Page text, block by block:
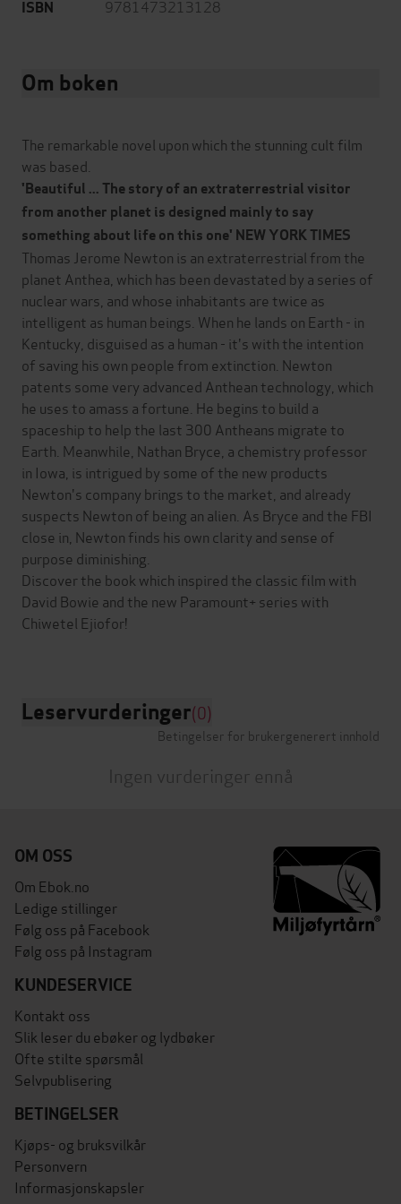
ISBN 9781473213128
Om boken
The remarkable novel upon which the stunning cult film
was based.
'Beautiful ... The story of an extraterrestrial visitor
from another planet is designed mainly to say
something about life on this one' NEW YORK TIMES
Thomas Jerome Newton is an extraterrestrial from the
planet Anthea, which has been devastated by a series of
nuclear wars, and whose inhabitants are twice as
intelligent as human beings. When he lands on Earth - in
Kentucky, disguised as a human - it's with the intention
of saving his own people from extinction. Newton
patents some very advanced Anthean technology, which
he uses to amass a fortune. He begins to build a
spaceship to help the last 300 Antheans migrate to
Earth. Meanwhile, Nathan Bryce, a chemistry professor
in Iowa, is intrigued by some of the new products
Newton's company brings to the market, and already
suspects Newton of being an alien. As Bryce and the FBI
close in, Newton finds his own clarity and sense of
purpose diminishing.
Discover the book which inspired the classic film with
David Bowie and the new Paramount+ series with
Chiwetel Ejiofor!
Leservurderinger(0)
Betingelser for brukergenerert innhold
Ingen vurderinger ennå
OM OSS
Om Ebok.no
Ledige stillinger
Følg oss på Facebook
Følg oss på Instagram
KUNDESERVICE
Kontakt oss
Slik leser du ebøker og lydbøker
Ofte stilte spørsmål
Selvpublisering
BETINGELSER
Kjøps- og bruksvilkår
Personvern
Informasjonskapsler